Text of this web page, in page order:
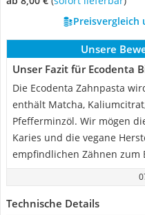
Preisvergleich
Unsere
Unser Fazit für Ecodenta
Die Ecodenta Zahnpasta
enthält Matcha,
Pfefferminzöl. Wir mögen
Karies und die vegane
empfindlichen Zähnen zum
Technische Details